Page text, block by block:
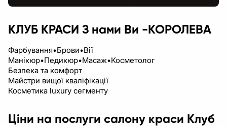
КЛУБ КРАСИ З нами Ви -КОРОЛЕВА
Фарбування•Брови•Вії
Манікюр•Педикюр•Масаж•Косметолог
Безпека та комфорт
Майстри вищої кваліфікації
Косметика luxury сегменту
Ціни на послуги салону краси Клуб